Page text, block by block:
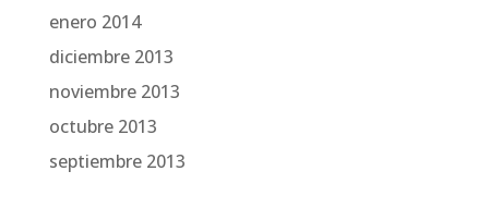
enero 2014
diciembre 2013
noviembre 2013
octubre 2013
septiembre 2013